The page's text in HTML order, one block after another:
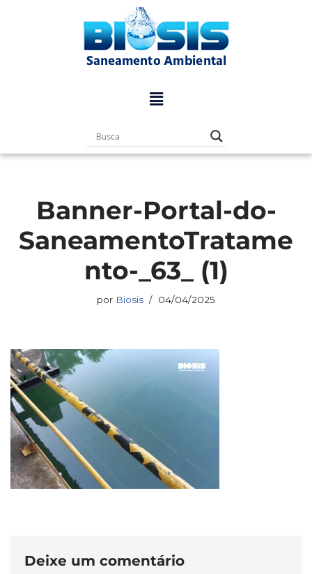
Banner-Portal-do-
SaneamentoTratame
nto-_63_ (1)
por Biosis 04/04/2025
Deixe um comentário